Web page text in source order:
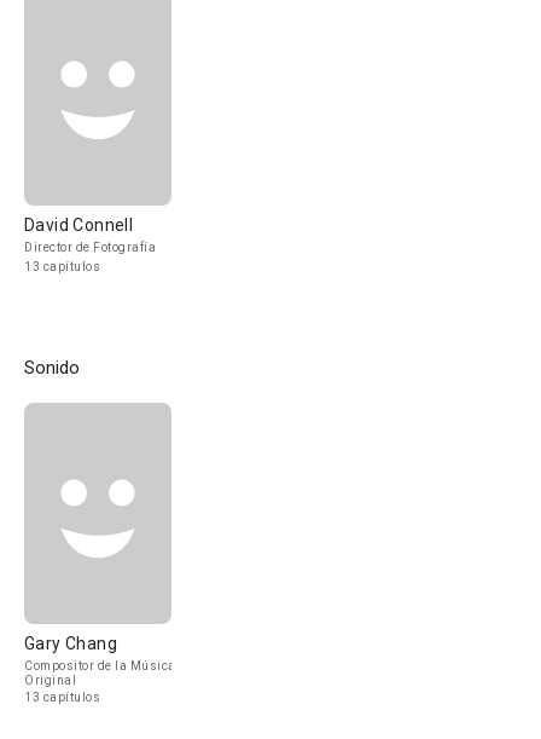
David Connell
Director de Fotografía
13 capítulos
Sonido
Gary Chang
Compositor de la Música
Original
13 capítulos